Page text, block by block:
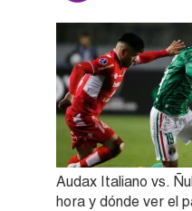
Audax Italiano vs.
hora y dónde ver el